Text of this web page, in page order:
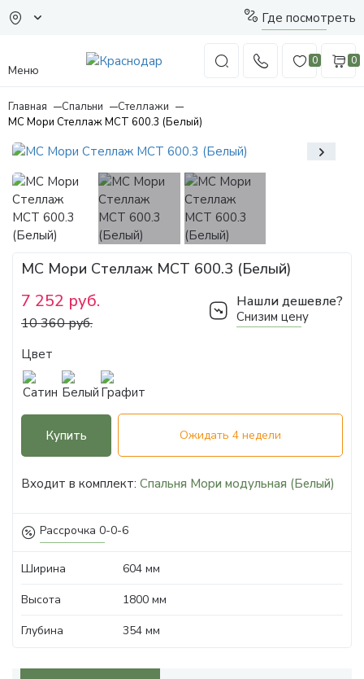
Где посмотреть
Меню
0 0
Главная Спальни
Стеллажи
МС Мори Стеллаж МСТ 600.3 (Белый)
Рассрочка 0-0-6
МС Мори Стеллаж МСТ 600.3 (Белый)
7 252 руб.
10 360 руб.
Нашли дешевле?
Снизим цену
Цвет
Купить Ожидать 4 недели
Входит в комплект: Спальня Мори модульная (Белый)
Ширина
604 мм
Высота
1800 мм
Глубина
354 мм